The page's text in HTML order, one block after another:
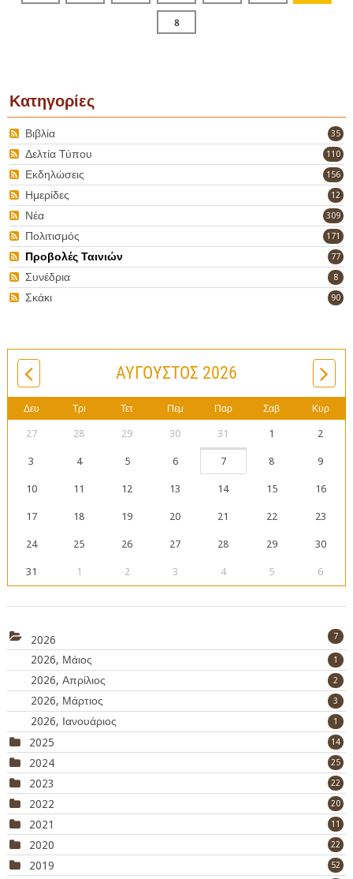
8
Κατηγορίες
35
Βιβλία
110
Δελτία Τύπου
156
Εκδηλώσεις
12
Ημερίδες
309
Νέα
171
Πολιτισμός
77
Προβολές Ταινιών
8
Συνέδρια
90
Σκάκι
ΑΎΓΟΥΣΤΟΣ 2026
Δευ Τρι Τετ Πεμ Παρ Σαβ Κυρ
27 28 29 30 31 1 2
3 4 5 6 7 8 9
10 11 12 13 14 15 16
17 18 19 20 21 22 23
24 25 26 27 28 29 30
31 1 2 3 4 5 6
2026 7
2026, Μάιος 1
2026, Απρίλιος 2
2026, Μάρτιος 3
2026, Ιανουάριος 1
2025 14
2024 25
2023 22
2022 20
2021 11
2020 22
2019 52